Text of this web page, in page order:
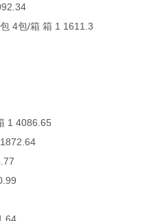
4包/箱 箱 1 1611.3
1 4086.65